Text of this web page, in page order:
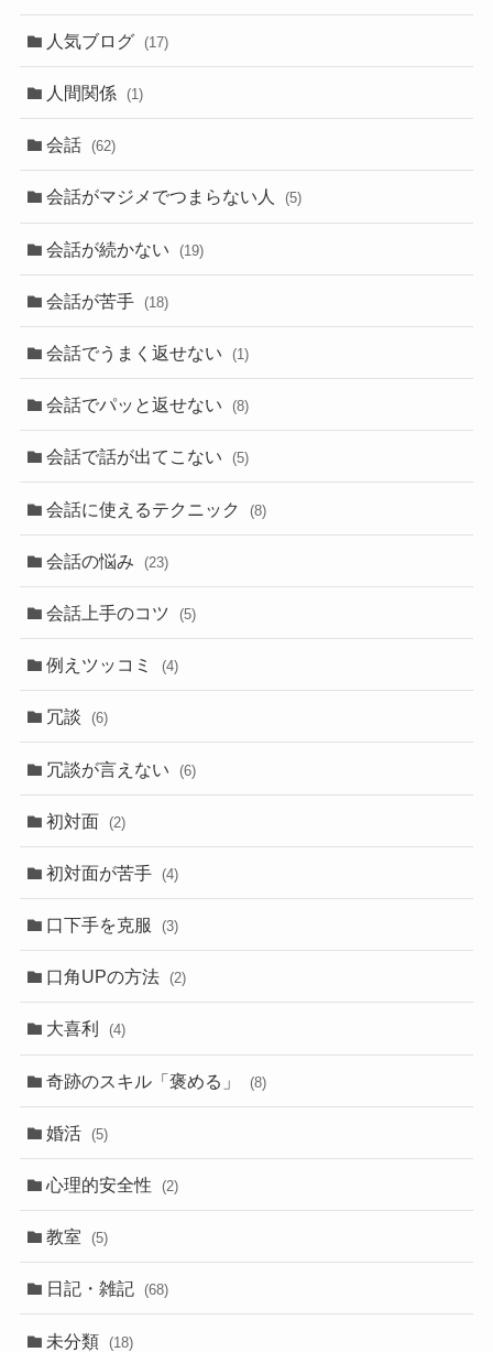
人気ブログ (17)
人間関係 (1)
会話 (62)
会話がマジメでつまらない人 (5)
会話が続かない (19)
会話が苦手 (18)
会話でうまく返せない (1)
会話でパッと返せない (8)
会話で話が出てこない (5)
会話に使えるテクニック (8)
会話の悩み (23)
会話上手のコツ (5)
例えツッコミ (4)
冗談 (6)
冗談が言えない (6)
初対面 (2)
初対面が苦手 (4)
口下手を克服 (3)
口角UPの方法 (2)
大喜利 (4)
奇跡のスキル「褒める」 (8)
婚活 (5)
心理的安全性 (2)
教室 (5)
日記・雑記 (68)
未分類 (18)